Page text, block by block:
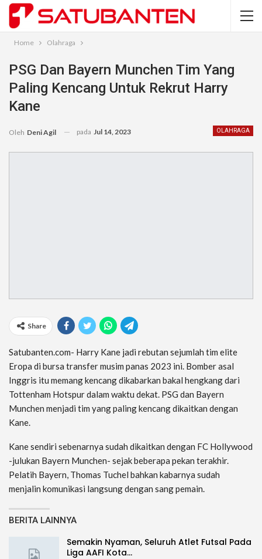
Home Olahraga
PSG Dan Bayern Munchen Tim Yang
Paling Kencang Untuk Rekrut Harry
Kane
OLAHRAGA
Oleh Deni Agil pada Jul 14, 2023
Share
Satubanten.com- Harry Kane jadi rebutan sejumlah tim elite
Eropa di bursa transfer musim panas 2023 ini. Bomber asal
Inggris itu memang kencang dikabarkan bakal hengkang dari
Tottenham Hotspur dalam waktu dekat. PSG dan Bayern
Munchen menjadi tim yang paling kencang dikaitkan dengan
Kane.
Kane sendiri sebenarnya sudah dikaitkan dengan FC Hollywood
-julukan Bayern Munchen- sejak beberapa pekan terakhir.
Pelatih Bayern, Thomas Tuchel bahkan kabarnya sudah
menjalin komunikasi langsung dengan sang pemain.
BERITA LAINNYA
Semakin Nyaman, Seluruh Atlet Futsal Pada
Liga AAFI Kota…